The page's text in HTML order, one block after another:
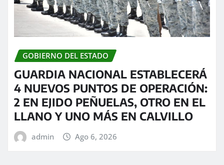
GOBIERNO DEL ESTADO
GUARDIA NACIONAL ESTABLECERÁ
4 NUEVOS PUNTOS DE OPERACIÓN:
2 EN EJIDO PEÑUELAS, OTRO EN EL
LLANO Y UNO MÁS EN CALVILLO
admin Ago 6, 2026